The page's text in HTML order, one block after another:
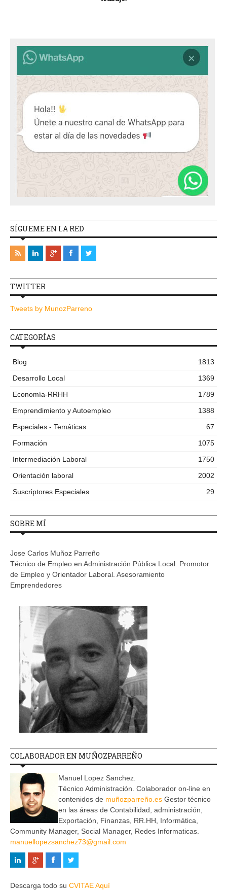
SÍGUEME EN LA RED
TWITTER
Tweets by MunozParreno
CATEGORÍAS
Blog
1813
Desarrollo Local
1369
Economía-RRHH
1789
Emprendimiento y Autoempleo
1388
Especiales - Temáticas
67
Formación
1075
Intermediación Laboral
1750
Orientación laboral
2002
Suscriptores Especiales
29
SOBRE MÍ
Jose Carlos Muñoz Parreño
Técnico de Empleo en Administración Pública Local. Promotor
de Empleo y Orientador Laboral. Asesoramiento
Emprendedores
COLABORADOR EN MUÑOZPARREÑO
Manuel Lopez Sanchez.
Técnico Administración. Colaborador on-line en
contenidos de muñozparreño.es Gestor técnico
en las áreas de Contabilidad, administración,
Exportación, Finanzas, RR.HH, Informática,
Community Manager, Social Manager, Redes Informaticas.
manuellopezsanchez73@gmail.com
Descarga todo su CVITAE Aquí